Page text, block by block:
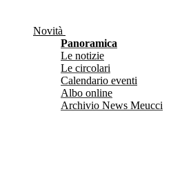
Novità
Panoramica
Le notizie
Le circolari
Calendario eventi
Albo online
Archivio News Meucci